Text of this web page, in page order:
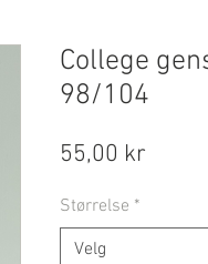
College
98/104
55,00 kr
Størrelse *
Velg